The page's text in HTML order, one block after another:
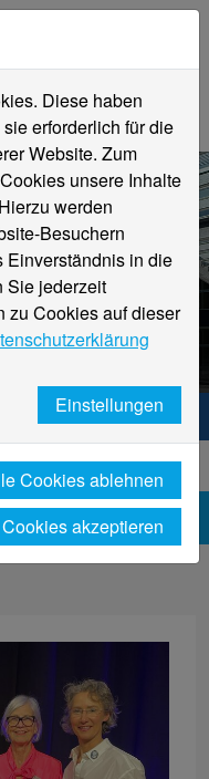
Dein Weg.
News-Detailseite
Diese haben
erforderlich für die
Website. Zum
unsere Inhalte
werden
Besuchern
Einverständnis in die
Sie jederzeit
zu Cookies auf dieser
Einstellungen
Cookies ablehnen
akzeptieren